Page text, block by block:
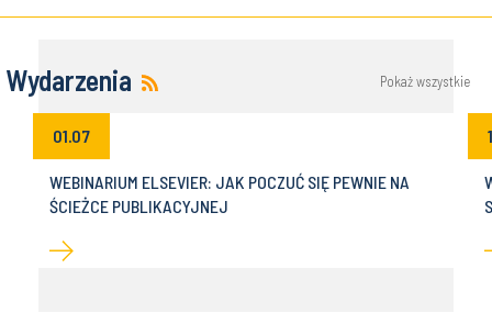
Wydarzenia Pokaż wszystkie
01.07
WEBINARIUM ELSEVIER: JAK POCZUĆ SIĘ PEWNIE NA
ŚCIEŻCE PUBLIKACYJNEJ